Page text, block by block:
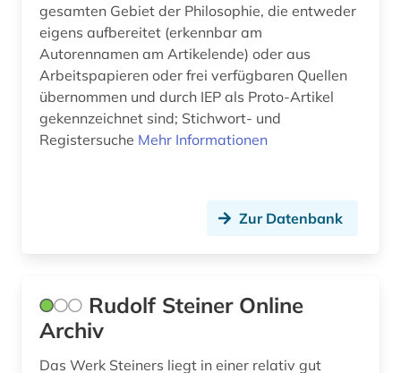
rené (1)
retrodigitalisat (1)
romanistik (1)
scholastik (1)
gesamten Gebiet der Philosophie, die entweder
eigens aufbereitet (erkennbar am
Autorennamen am Artikelende) oder aus
Arbeitspapieren oder frei verfügbaren Quellen
übernommen und durch IEP als Proto-Artikel
gekennzeichnet sind; Stichwort- und
Registersuche Mehr Informationen
Zur Datenbank
Rudolf Steiner Online
Archiv
Das Werk Steiners liegt in einer relativ gut